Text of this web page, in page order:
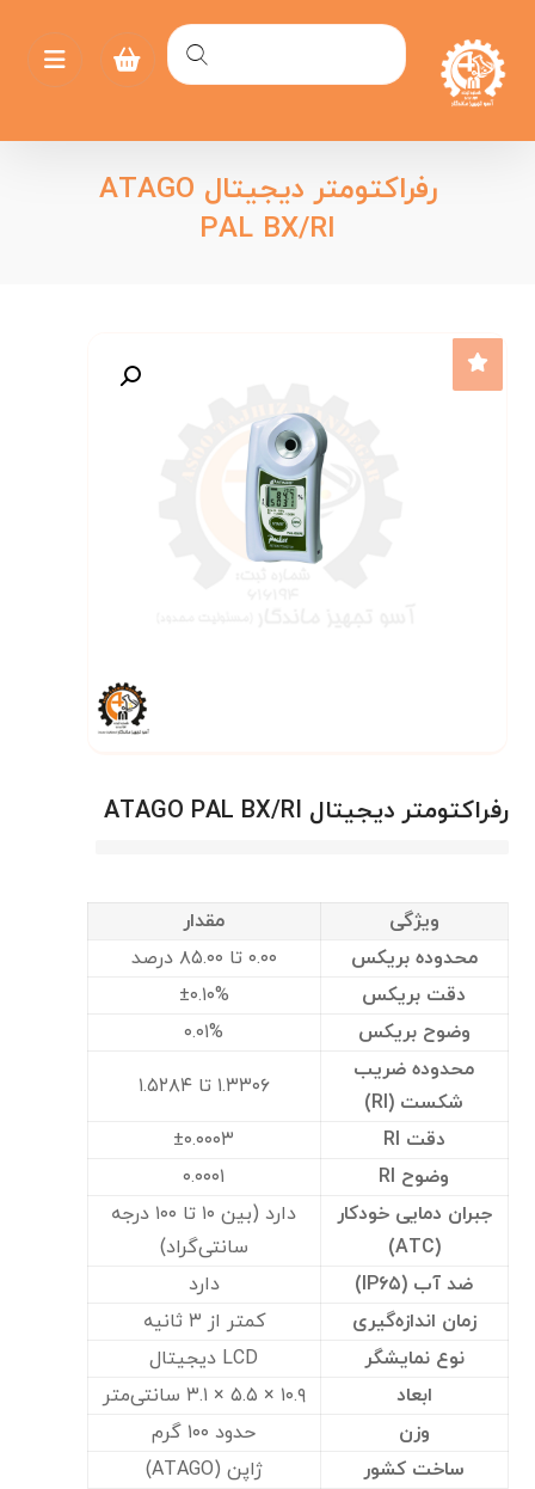
رفراکتومتر دیجیتال ATAGO
PAL BX/RI
رفراکتومتر دیجیتال ATAGO PAL BX/RI
ویژگی
مقدار
محدوده بریکس
۰.۰۰ تا ۸۵.۰۰ درصد
دقت بریکس
±۰.۱۰%
وضوح بریکس
۰.۰۱%
محدوده ضریب
شکست (RI)
۱.۳۳۰۶ تا ۱.۵۲۸۴
دقت RI
±۰.۰۰۰۳
وضوح RI
۰.۰۰۰۱
جبران دمایی خودکار
(ATC)
دارد (بین ۱۰ تا ۱۰۰ درجه
سانتی‌گراد)
ضد آب (IP۶۵)
دارد
زمان اندازه‌گیری
کمتر از ۳ ثانیه
نوع نمایشگر
LCD دیجیتال
ابعاد
۱۰.۹ × ۵.۵ × ۳.۱ سانتی‌متر
وزن
حدود ۱۰۰ گرم
ساخت کشور
ژاپن (ATAGO)